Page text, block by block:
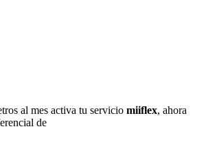
al mes activa tu servicio miiflex, ahora
de